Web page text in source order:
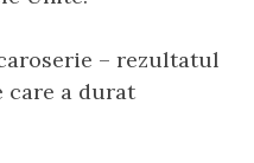
– rezultatul
care a durat